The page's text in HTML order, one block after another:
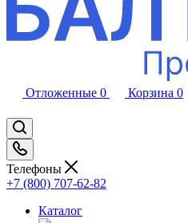
Отложенные 0 Корзина 0
Телефоны
+7 (800) 707-62-82
Каталог